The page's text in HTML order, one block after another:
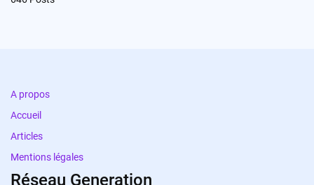
A propos
Accueil
Articles
Mentions légales
Réseau Generation